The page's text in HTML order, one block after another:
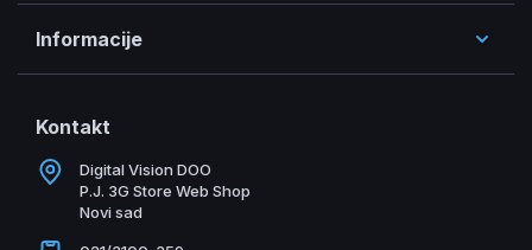
Informacije
Kontakt
Digital Vision DOO
P.J. 3G Store Web Shop
Novi sad